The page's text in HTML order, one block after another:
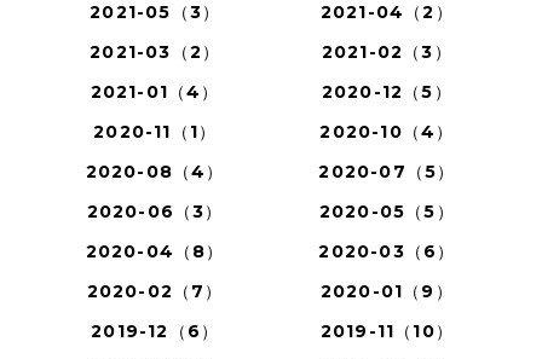
2021-05（3）
2021-04（2）
2021-03（2）
2021-02（3）
2021-01（4）
2020-12（5）
2020-11（1）
2020-10（4）
2020-08（4）
2020-07（5）
2020-06（3）
2020-05（5）
2020-04（8）
2020-03（6）
2020-02（7）
2020-01（9）
2019-12（6）
2019-11（10）